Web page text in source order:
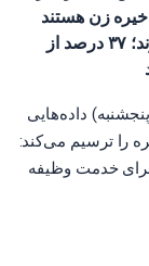
نیروهای ذخیره زن هستند
که ۶۲ درصد از آن‌ها بین ۲۲ تا ۳۴ سال سن دارند؛ ۳۷ درصد از
داده‌هایی
را ترسیم می‌کند:
خدمت وظیفه